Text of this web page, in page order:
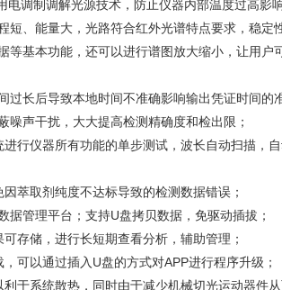
调制调解光源技术，防止仪器内部温度过高影
、能量大，光路符合红外光谱特点要求，稳定
等基本功能，还可以进行谱图放大缩小，让用户
长后导致本地时间不准确影响输出凭证时间的
声干扰，大大提高检测精确度和检出限；
行仪器所有功能的单步测试，波长自动扫描，
萃取剂纯度不达标导致的检测数据错误；
管理平台；支持U盘拷贝数据，免驱动插拔；
存储，进行长短期查看分析，辅助管理；
可以通过插入U盘的方式对APP进行程序升级；
于系统散热，同时由于减少机械切光运动器件